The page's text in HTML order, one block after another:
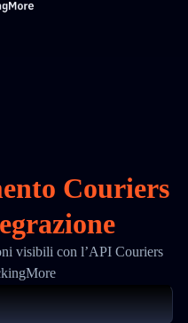
Couriers
visibili con l’API Couriers